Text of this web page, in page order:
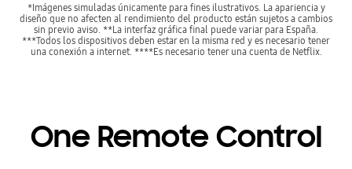
*Imágenes simuladas únicamente para fines ilustrativos. La apariencia y
diseño que no afecten al rendimiento del producto están sujetos a cambios
sin previo aviso. **La interfaz gráfica final puede variar para España.
***Todos los dispositivos deben estar en la misma red y es necesario tener
una conexión a internet. ****Es necesario tener una cuenta de Netflix.
One Remote Control